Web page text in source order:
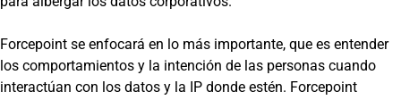
Forcepoint se enfocará en lo más importante, que es entender
los comportamientos y la intención de las personas cuando
interactúan con los datos y la IP donde estén. Forcepoint